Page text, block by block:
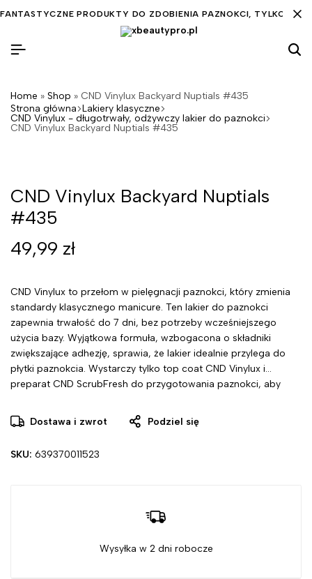
FANTASTYCZNE PRODUKTY DO ZDOBIENIA PAZNOKCI, TYLKO DLA
Home » Shop » CND Vinylux Backyard Nuptials #435
Strona główna Lakiery klasyczne
CND Vinylux - długotrwały, odżywczy lakier do paznokci
CND Vinylux Backyard Nuptials #435
CND Vinylux Backyard Nuptials
#435
49,99 zł
CND Vinylux to przełom w pielęgnacji paznokci, który zmienia
standardy klasycznego manicure. Ten lakier do paznokci
zapewnia trwałość do 7 dni, bez potrzeby wcześniejszego
użycia bazy. Wyjątkowa formuła, wzbogacona o składniki
zwiększające adhezję, sprawia, że lakier idealnie przylega do
płytki paznokcia. Wystarczy tylko top coat CND Vinylux i
preparat CND ScrubFresh do przygotowania paznokci, aby
Dostawa i zwrot
Podziel się
SKU: 639370011523
Wysyłka w 2 dni robocze